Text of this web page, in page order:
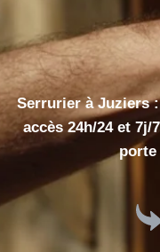
Serrurier à Juziers
accès 24h/24 et
porte